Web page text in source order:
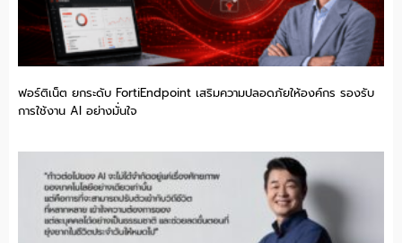
ฟอร์ติเน็ต ยกระดับ FortiEndpoint เสริมความปลอดภัยให้องค์กร รองรับ
การใช้งาน AI อย่างมั่นใจ